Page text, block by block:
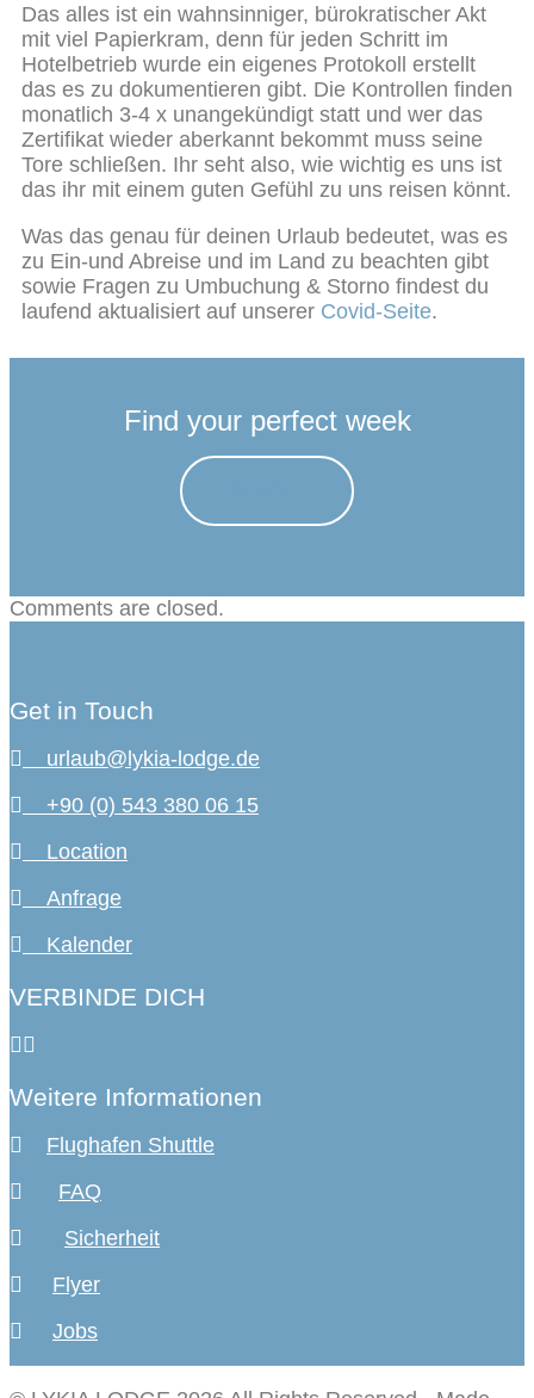
Das alles ist ein wahnsinniger, bürokratischer Akt
mit viel Papierkram, denn für jeden Schritt im
Hotelbetrieb wurde ein eigenes Protokoll erstellt
das es zu dokumentieren gibt. Die Kontrollen finden
monatlich 3-4 x unangekündigt statt und wer das
Zertifikat wieder aberkannt bekommt muss seine
Tore schließen. Ihr seht also, wie wichtig es uns ist
das ihr mit einem guten Gefühl zu uns reisen könnt.
Was das genau für deinen Urlaub bedeutet, was es
zu Ein-und Abreise und im Land zu beachten gibt
sowie Fragen zu Umbuchung & Storno findest du
laufend aktualisiert auf unserer Covid-Seite.
Find your perfect week
Comments are closed.
Get in Touch
urlaub@lykia-lodge.de
+90 (0) 543 380 06 15
Location
Anfrage
Kalender
VERBINDE DICH
Weitere Informationen
Flughafen Shuttle
FAQ
Sicherheit
Flyer
Jobs